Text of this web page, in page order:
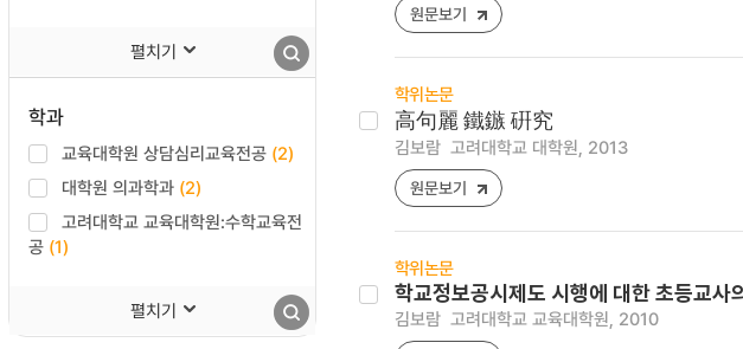
펼치기
학과
교육대학원 상담심리교육전공 (2)
대학원 의과학과 (2)
고려대학교 교육대학원:수학교육전
공 (1)
펼치기
원문보기
학위논문
高句麗 鐵鏃 硏究
김보람 고려대학교 대학원, 2013
원문보기
학위논문
학교정보공시제도 시행에 대한 초등교사
김보람 고려대학교 교육대학원, 2010